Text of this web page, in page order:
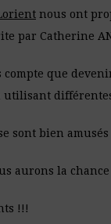
nous ont
par Catherine
compte que
sont bien amusés
aurons la
!!!